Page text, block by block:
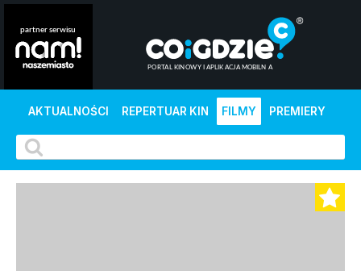
AKTUALNOŚCI REPERTUAR KIN FILMY PREMIERY